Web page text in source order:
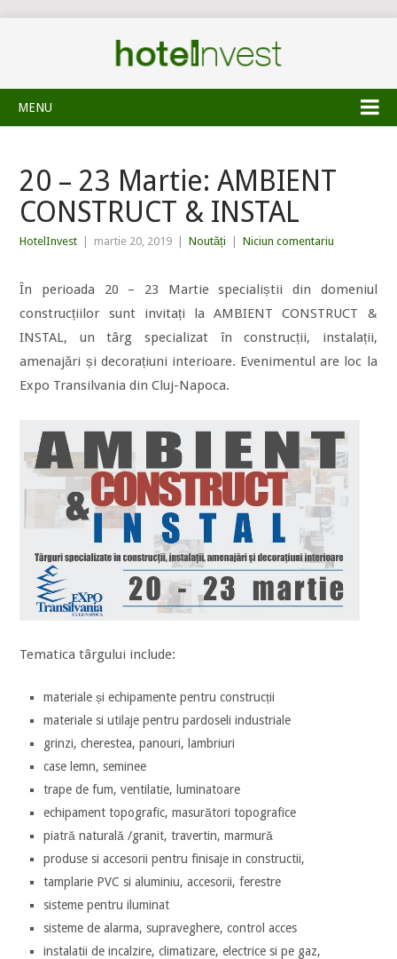
MENU
20 – 23 Martie: AMBIENT
CONSTRUCT & INSTAL
HotelInvest martie 20, 2019 Noutăți Niciun comentariu
În perioada 20 – 23 Martie specialiștii din domeniul
construcțiilor sunt invitați la AMBIENT CONSTRUCT &
INSTAL, un târg specializat în construcții, instalații,
amenajări și decorațiuni interioare. Evenimentul are loc la
Expo Transilvania din Cluj-Napoca.
Tematica târgului include:
materiale și echipamente pentru construcții
materiale si utilaje pentru pardoseli industriale
grinzi, cherestea, panouri, lambriuri
case lemn, seminee
trape de fum, ventilatie, luminatoare
echipament topografic, masurători topografice
piatră naturală /granit, travertin, marmură
produse si accesorii pentru finisaje in constructii,
tamplarie PVC si aluminiu, accesorii, ferestre
sisteme pentru iluminat
sisteme de alarma, supraveghere, control acces
instalatii de incalzire, climatizare, electrice si pe gaz,